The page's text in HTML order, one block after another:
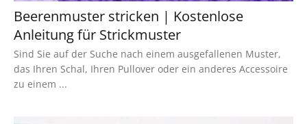
Beerenmuster stricken | Kostenlose
Anleitung für Strickmuster
Sind Sie auf der Suche nach einem ausgefallenen Muster,
das Ihren Schal, Ihren Pullover oder ein anderes Accessoire
zu einem ...